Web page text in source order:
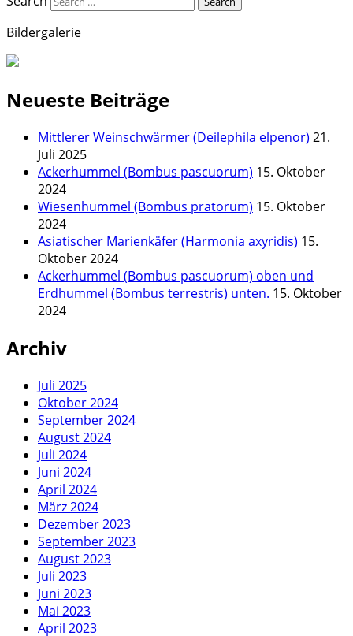
Bildergalerie
Neueste Beiträge
Mittlerer Weinschwärmer (Deilephila elpenor) 21.
Juli 2025
Ackerhummel (Bombus pascuorum) 15. Oktober
2024
Wiesenhummel (Bombus pratorum) 15. Oktober
2024
Asiatischer Marienkäfer (Harmonia axyridis) 15.
Oktober 2024
Ackerhummel (Bombus pascuorum) oben und
Erdhummel (Bombus terrestris) unten. 15. Oktober
2024
Archiv
Juli 2025
Oktober 2024
September 2024
August 2024
Juli 2024
Juni 2024
April 2024
März 2024
Dezember 2023
September 2023
August 2023
Juli 2023
Juni 2023
Mai 2023
April 2023